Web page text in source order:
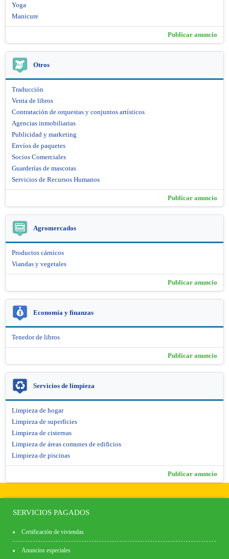
Yoga
Manicure
Publicar anuncio
Otros
Traducción
Venta de libros
Contratación de orquestas y conjuntos artísticos
Agencias inmobiliarias
Publicidad y marketing
Envíos de paquetes
Socios Comerciales
Guarderías de mascotas
Servicios de Recursos Humanos
Publicar anuncio
Agromercados
Productos cárnicos
Viandas y vegetales
Publicar anuncio
Economía y finanzas
Tenedor de libros
Publicar anuncio
Servicios de limpieza
Limpieza de hogar
Limpieza de superficies
Limpieza de cisternas
Limpieza de áreas comunes de edificios
Limpieza de piscinas
Publicar anuncio
SERVICIOS PAGADOS
Certificación de viviendas
Anuncios especiales